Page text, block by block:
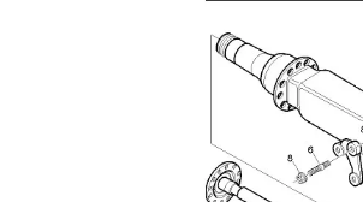
10º motor